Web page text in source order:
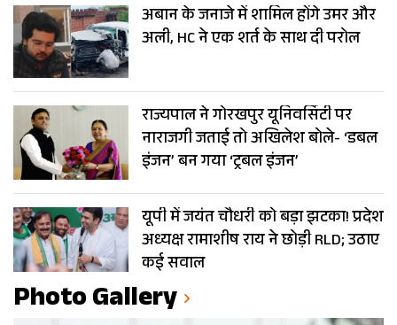
अबान के जनाजे में शामिल होंगे उमर और
अली, HC ने एक शर्त के साथ दी परोल
राज्यपाल ने गोरखपुर यूनिवर्सिटी पर
नाराजगी जताई तो अखिलेश बोले- ‘डबल
इंजन’ बन गया ‘ट्रबल इंजन’
यूपी में जयंत चौधरी को बड़ा झटका! प्रदेश
अध्यक्ष रामाशीष राय ने छोड़ी RLD; उठाए
कई सवाल
Photo Gallery